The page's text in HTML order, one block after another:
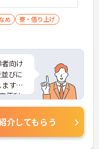
め
寮・借り上げ
向け
びに
す。
便利
ある方
話し
介してもらう